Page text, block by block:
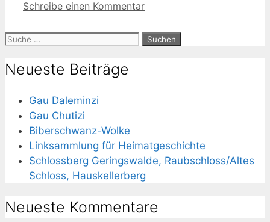
Schreibe einen Kommentar
Suche
Neueste Beiträge
Gau Daleminzi
Gau Chutizi
Biberschwanz-Wolke
Linksammlung für Heimatgeschichte
Schlossberg Geringswalde, Raubschloss/Altes
Schloss, Hauskellerberg
Neueste Kommentare